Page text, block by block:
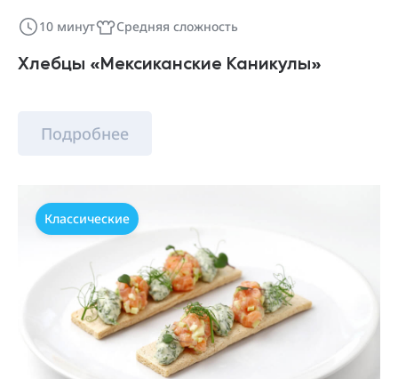
10 минут Средняя сложность
Хлебцы «Мексиканские Каникулы»
Подробнее
Классические